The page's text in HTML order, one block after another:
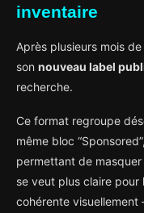
inventaire
Après plusieurs mois
son nouveau label
recherche.
Ce format regroupe
même bloc
permettant de masquer
se veut plus claire pour
cohérente